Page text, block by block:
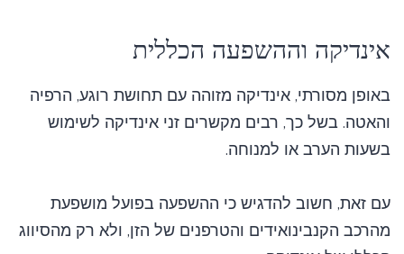
אינדיקה וההשפעה הכללית
באופן מסורתי, אינדיקה מזוהה עם תחושת רוגע, הרפיה
והאטה. בשל כך, רבים מקשרים זני אינדיקה לשימוש
בשעות הערב או למנוחה.
עם זאת, חשוב להדגיש כי ההשפעה בפועל מושפעת
מהרכב הקנבינואידים והטרפנים של הזן, ולא רק מהסיווג